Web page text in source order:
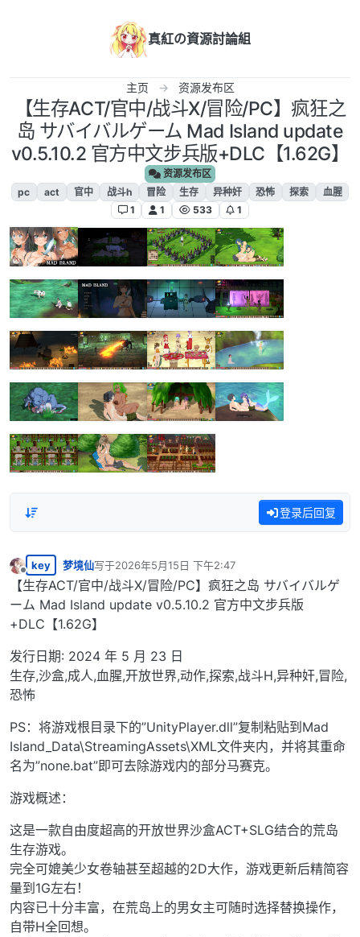
真紅の資源討論組
主页 资源发布区
【生存ACT/官中/战斗X/冒险/PC】疯狂之
岛 サバイバルゲーム Mad Island update
v0.5.10.2 官方中文步兵版+DLC【1.62G】
资源发布区
pc
act 官中 战斗h 冒险 生存 异种奸 恐怖 探索
血腥
1
1 533 1
登录后回复
离线
key 梦境仙写于2026年5月15日 下午2:47
最后由 编辑
【生存ACT/官中/战斗X/冒险/PC】疯狂之岛 サバイバルゲ
ーム Mad Island update v0.5.10.2 官方中文步兵版
+DLC【1.62G】
发行日期: 2024 年 5 月 23 日
生存,沙盒,成人,血腥,开放世界,动作,探索,战斗H,异种奸,冒险,
恐怖
PS：将游戏根目录下的”UnityPlayer.dll”复制粘贴到Mad
Island_Data\StreamingAssets\XML文件夹内，并将其重命
名为”none.bat”即可去除游戏内的部分马赛克。
游戏概述：
这是一款自由度超高的开放世界沙盒ACT+SLG结合的荒岛
生存游戏。
完全可媲美少女卷轴甚至超越的2D大作，游戏更新后精简容
量到1G左右！
内容已十分丰富，在荒岛上的男女主可随时选择替换操作，
自带H全回想。